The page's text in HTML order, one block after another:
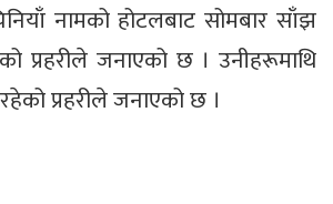
नामको होटलबाट सोमबार साँझ
प्रहरीले जनाएको छ । उनीहरूमाथि
प्रहरीले जनाएको छ ।